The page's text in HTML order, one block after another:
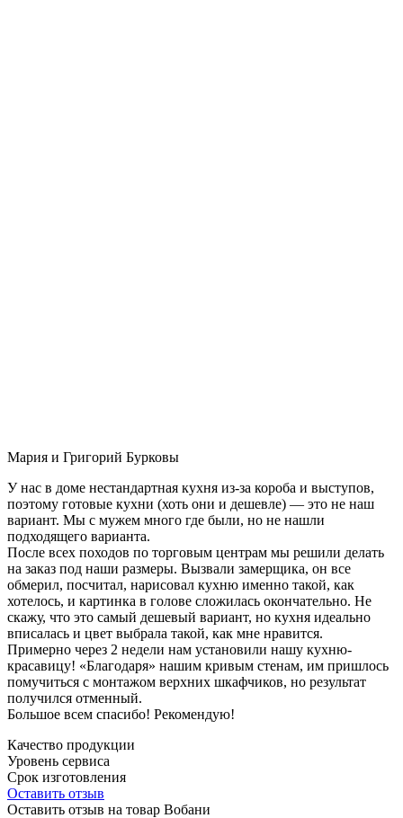
Мария и Григорий Бурковы
У нас в доме нестандартная кухня из-за короба и выступов,
поэтому готовые кухни (хоть они и дешевле) — это не наш
вариант. Мы с мужем много где были, но не нашли
подходящего варианта.
После всех походов по торговым центрам мы решили делать
на заказ под наши размеры. Вызвали замерщика, он все
обмерил, посчитал, нарисовал кухню именно такой, как
хотелось, и картинка в голове сложилась окончательно. Не
скажу, что это самый дешевый вариант, но кухня идеально
вписалась и цвет выбрала такой, как мне нравится.
Примерно через 2 недели нам установили нашу кухню-
красавицу! «Благодаря» нашим кривым стенам, им пришлось
помучиться с монтажом верхних шкафчиков, но результат
получился отменный.
Большое всем спасибо! Рекомендую!
Качество продукции
Уровень сервиса
Срок изготовления
Оставить отзыв
Оставить отзыв на товар Вобани